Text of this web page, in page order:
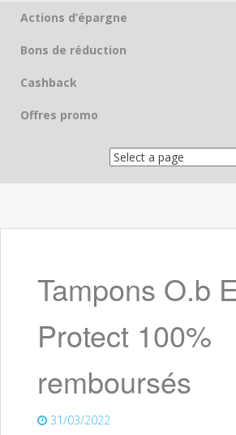
Skip to content
Actions d’épargne
Bons de réduction
Cashback
Offres promo
Tampons O.b
Protect 100%
remboursés
31/03/2022